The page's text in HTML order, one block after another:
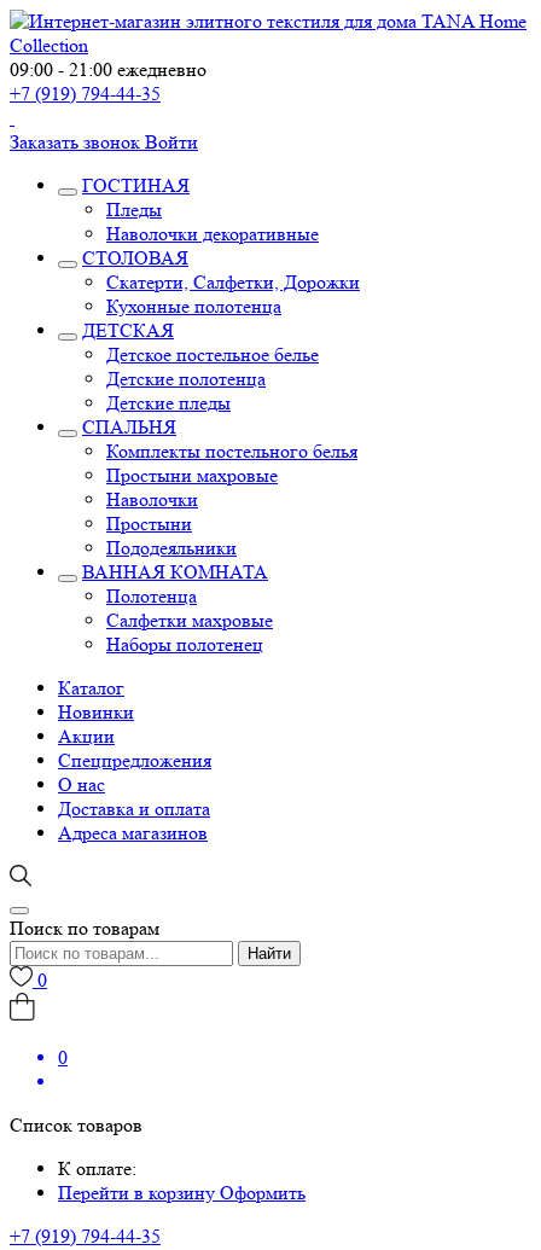
09:00 - 21:00 ежедневно
+7 (919) 794-44-35
Заказать звонок Войти
ГОСТИНАЯ
Пледы
Наволочки декоративные
СТОЛОВАЯ
Скатерти, Салфетки, Дорожки
Кухонные полотенца
ДЕТСКАЯ
Детское постельное белье
Детские полотенца
Детские пледы
СПАЛЬНЯ
Комплекты постельного белья
Простыни махровые
Наволочки
Простыни
Пододеяльники
ВАННАЯ КОМНАТА
Полотенца
Салфетки махровые
Наборы полотенец
Каталог
Новинки
Акции
Спецпредложения
О нас
Доставка и оплата
Адреса магазинов
Поиск по товарам
Найти
0
0
Список товаров
К оплате:
Перейти в корзину Оформить
+7 (919) 794-44-35